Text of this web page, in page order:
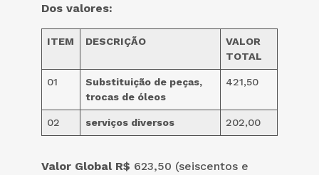
Dos valores:
ITEM DESCRIÇÃO
VALOR
TOTAL
01
Substituição de peças,
trocas de óleos
421,50
02 serviços diversos 202,00
Valor Global R$ 623,50 (seiscentos e